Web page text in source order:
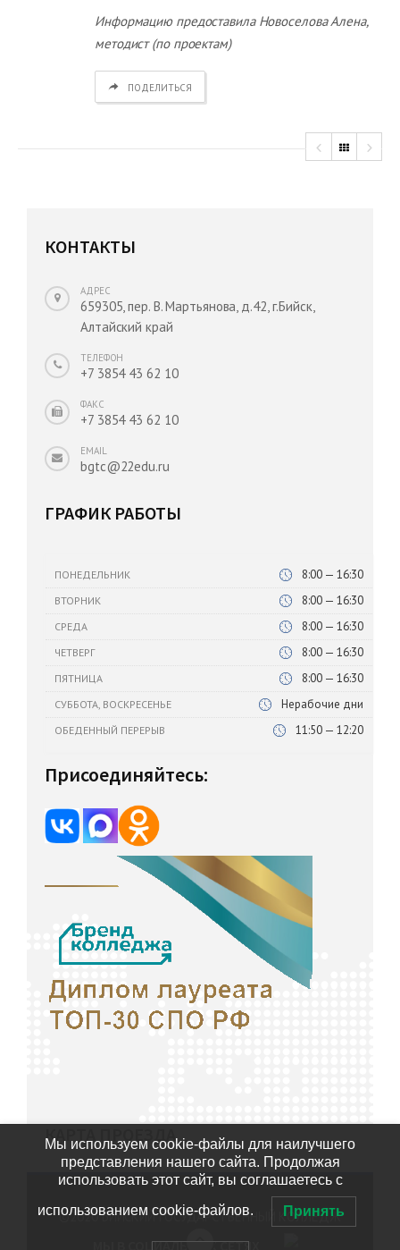
Информацию предоставила Новоселова Алена,
методист (по проектам)
ПОДЕЛИТЬСЯ
КОНТАКТЫ
АДРЕС
659305, пер. В. Мартьянова, д.42, г.Бийск,
Алтайский край
ТЕЛЕФОН
+7 3854 43 62 10
ФАКС
+7 3854 43 62 10
EMAIL
bgtc@22edu.ru
ГРАФИК РАБОТЫ
ПОНЕДЕЛЬНИК 8:00 — 16:30
ВТОРНИК 8:00 — 16:30
СРЕДА 8:00 — 16:30
ЧЕТВЕРГ 8:00 — 16:30
ПЯТНИЦА 8:00 — 16:30
СУББОТА, ВОСКРЕСЕНЬЕ Нерабочие дни
ОБЕДЕННЫЙ ПЕРЕРЫВ 11:50 — 12:20
Присоединяйтесь:
КАРТА ПРОЕЗДА
©2020БИЙСКИЙ ГОСУДАРСТВЕННЫЙ КОЛЛЕДЖ
МЫ В СОЦИАЛЬНЫХ СЕТЯХ
Мы используем cookie-файлы для наилучшего
представления нашего сайта. Продолжая
использовать этот сайт, вы соглашаетесь с
использованием cookie-файлов. Принять